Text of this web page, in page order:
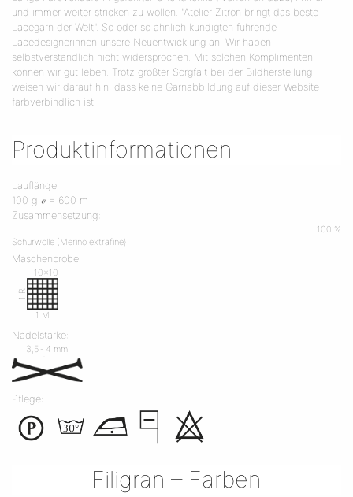
und immer weiter stricken zu wollen. "Atelier Zitron bringt das beste
Lacegarn der Welt". So oder so ähnlich kündigten führende
Lacedesignerinnen unsere Neuentwicklung an. Wir haben
selbstverständlich nicht widersprochen. Mit solchen Komplimenten
können wir gut leben. Trotz größter Sorgfalt bei der Bildherstellung
weisen wir darauf hin, dass keine Garnabbildung auf dieser Website
farbverbindlich ist.
Produktinformationen
Lauflänge:
100 g ℯ = 600 m
Zusammensetzung:
100 %
Schurwolle (Merino extrafine)
Maschenprobe:
10x10
1 R
1 M
Nadelstärke:
3,5 ‐ 4 mm
Pflege:
Filigran – Farben